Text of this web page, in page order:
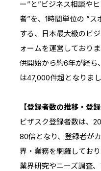
業績ハイライト
株式について
コーポレート・ガバナ
よくある質問
ディスクロージャーポ
免責事項
中途採用：ビジネス職
中途採用：開発職・デ
ー”と”ビジネス相談や
者”を、1時間単位の ”
する、日本最大級のビ
ォームを運営しており
供開始から約6年が経ち
は47,000件超となりまし
【登録者数の推移・登
ビザスク登録者数は、
80倍となり、登録者が
界・業務を網羅してお
業界研究やニーズ調査